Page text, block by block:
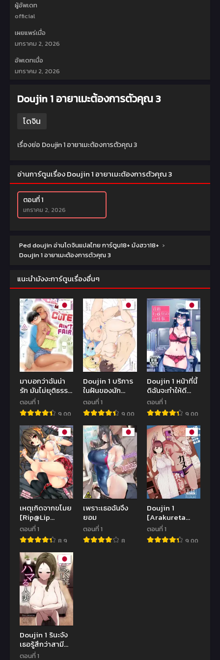
ผู้อัพเดท
official
เผยแพร่เมื่อ
มกราคม 2, 2026
อัพเดทเมื่อ
มกราคม 2, 2026
Doujin 1 อายาเมะต้องการตัวคุณ 3
โดจิน
เรื่องย่อ Doujin 1 อายาเมะต้องการตัวคุณ 3
อ่านการ์ตูนเรื่อง Doujin 1 อายาเมะต้องการตัวคุณ 3
ตอนที่ 1
มกราคม 2, 2026
Ped doujin อ่านโดจินแปลไทย การ์ตูน18+ มังฮวา18+ ›
Doujin 1 อายาเมะต้องการตัวคุณ 3
แนะนำมังงะการ์ตูนเรื่องอื่นๆ
มาบอกว่าฉันน่า
รัก มันไม่ยุติธรร
เลย[Misaki
(BUTA)] Kawaii
no wa Zurui
Callin’ me Cute
Ain’t Fair
ตอนที่ 1
9.00
Doujin 1 บริการ
ในฝันของนัก
ผจญภัย
[PuruMetal]
Succubus-san
no Miseru
Yume no Naka
de Akogare no
Anoko-tachi to
Ecchi
Shimakuru
Mob
Boukensha
(Kono
Subarashii
Sekai ni
Syukufuku o!)
ตอนที่ 1
9.00
Doujin 1 หน้าที่นี้
ดิฉันจะทำให้ดี
ที่สุด
[Tenkiame
(Yuki Wosora)]
Shuseki
Gyouseikan no
Oshigoto
ตอนที่ 1
9.00
เหตุเกิดจากขโมย
[Rip@Lip
(Mizuhara
Yuu)] Ikenai
Koto | We Can’t
Do That
ตอนที่ 1
8.9
เพราะเธอฉันจึง
ยอม
ตอนที่ 1
8
Doujin 1
[Arakureta
Monotachi
(Arakure)]
Hayaku Kaette
ตอนที่ 1
9.00
Doujin 1 รินะจัง
เธอรู้สึกว่าสามี
ของเธอดูไม่ค่อย
ตอนที่ 1